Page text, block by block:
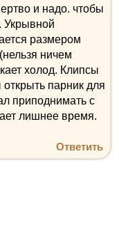
и надо. чтобы
Укрывной
размером
ничем
холод. Клипсы
парник для
приподнимать с
лишнее время.
Ответить